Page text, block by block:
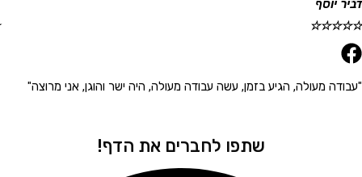
☆
☆
מעולה, הגיע בזמן, עשה עבודה מעולה, היה ישר והוגן, אני מרוצה"
שתפו לחברים את הדף!